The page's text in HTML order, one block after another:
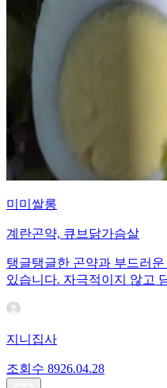
미미쌀롱
계란곤약, 큐브닭가슴살
탱글탱글한 곤약과 부드러
있습니다. 자극적이지 않고
지니집사
조회수 8926.04.28